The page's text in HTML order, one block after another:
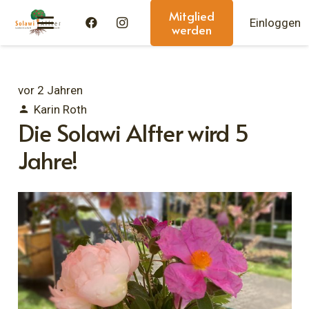
Mitglied
werden
Einloggen
vor 2 Jahren
person Karin Roth
Die Solawi Alfter wird 5
Jahre!